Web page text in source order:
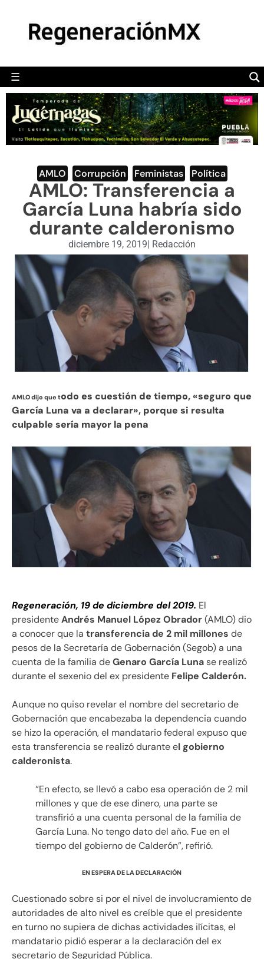
☰
POLÍTICA
CAMALEÓN
OPINIÓN
DEPORTES
ENGLISH SECTION
VIDEOS
AMLO Corrupción Feministas Política
AMLO: Transferencia a
García Luna habría sido
durante calderonismo
diciembre 19, 2019| Redacción
AMLO dijo que todo es cuestión de tiempo, «seguro que
García Luna va a declarar», porque si resulta
culpable sería mayor la pena
Regeneración, 19 de diciembre del 2019. El
presidenteAndrés Manuel López Obrador(AMLO) dio
a conocer que la transferencia de 2 mil millones de
pesos de la Secretaría de Gobernación (Segob) a una
cuenta de la familia deGenaro García Lunase realizó
durante el sexenio del ex presidente Felipe Calderón.
Aunque no quiso revelar el nombre del secretario de
Gobernación que encabezaba la dependencia cuando
se hizo la operación, el mandatario federal expuso que
esta transferencia se realizó durante el gobierno
calderonista.
“En efecto, se llevó a cabo esa operación de 2 mil
millones y que de ese dinero, una parte se
transfirió a una cuenta personal de la familia de
García Luna. No tengo dato del año. Fue en el
tiempo del gobierno de Calderón”, refirió.
EN ESPERA DE LA DECLARACIÓN
Cuestionado sobre si por el nivel de involucramiento de
autoridades de alto nivel es creíble que el presidente
en turno no supiera de dichas actividades ilícitas, el
mandatario pidió esperar a la declaración del ex
secretario de Seguridad Pública.